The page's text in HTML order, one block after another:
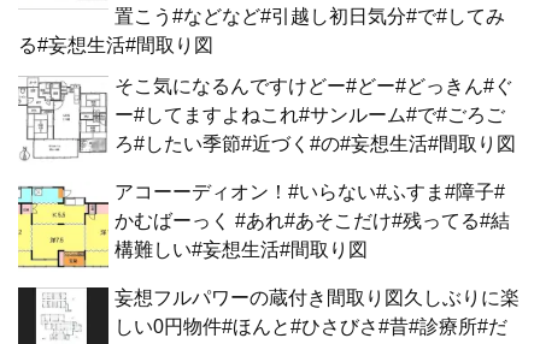
置こう#などなど#引越し初日気分#で#してみ
る#妄想生活#間取り図
そこ気になるんですけどー#どー#どっきん#ぐ
ー#してますよねこれ#サンルーム#で#ごろご
ろ#したい季節#近づく#の#妄想生活#間取り図
アコーーディオン！#いらない#ふすま#障子#
かむばーっく #あれ#あそこだけ#残ってる#結
構難しい#妄想生活#間取り図
妄想フルパワーの蔵付き間取り図久しぶりに楽
しい0円物件#ほんと#ひさびさ#昔#診療所#だ